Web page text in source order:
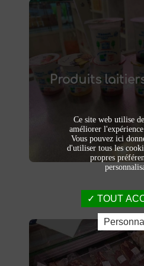
Produits
Produits
produits laitiers et
. Yaourts crémeux,
affinés et autres
Ce site web utilise
améliorer
Vous pouvez ici
d'utiliser tous les
propres
TOUT